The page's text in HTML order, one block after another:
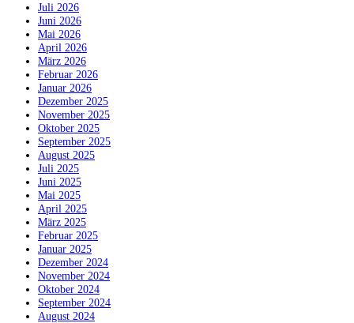
Juli 2026
Juni 2026
Mai 2026
April 2026
März 2026
Februar 2026
Januar 2026
Dezember 2025
November 2025
Oktober 2025
September 2025
August 2025
Juli 2025
Juni 2025
Mai 2025
April 2025
März 2025
Februar 2025
Januar 2025
Dezember 2024
November 2024
Oktober 2024
September 2024
August 2024